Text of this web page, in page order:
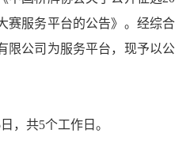
赛服务平台的公告》。经综合
限公司为服务平台，现予以公
，共5个工作日。